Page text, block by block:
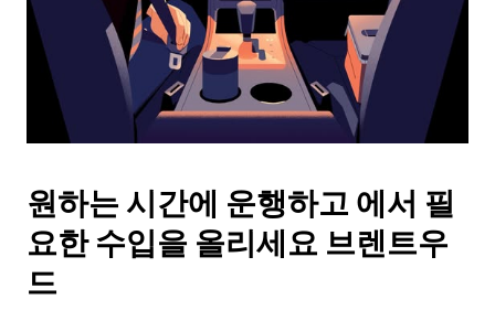
날
짜
캘
린
더
를
닫
원하는 시간에 운행하고 에서 필
요한 수입을 올리세요 브렌트우
드